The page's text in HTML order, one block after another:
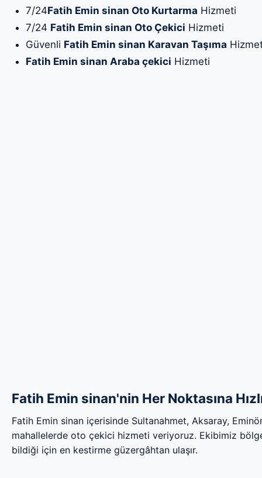
7/24Fatih Emin sinan Oto Kurtarma Hizmeti
7/24 Fatih Emin sinan Oto Çekici Hizmeti
Güvenli Fatih Emin sinan Karavan Taşıma
Fatih Emin sinan Araba çekici Hizmeti
Fatih Emin sinan'nin Her Noktasına
Fatih Emin sinan içerisinde Sultanahmet, Aksaray,
mahallelerde oto çekici hizmeti veriyoruz. Ekibimiz
bildiği için en kestirme güzergâhtan ulaşır.